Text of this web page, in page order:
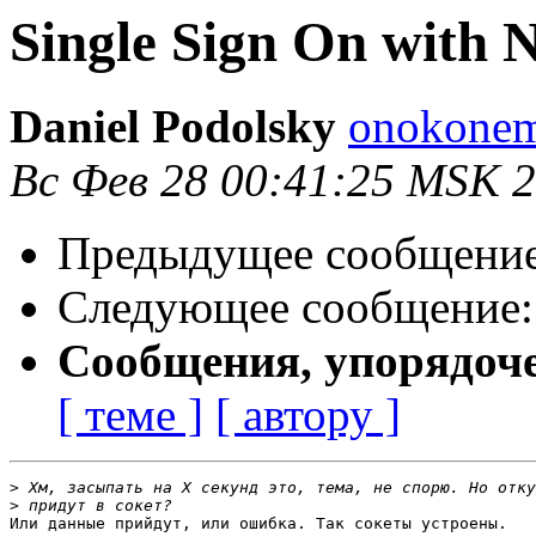
Single Sign On with
Daniel Podolsky
Вс Фев 28 00:41:25 MSK
Предыдущее
Следующее
Сообщения,
[ теме ] [ автору ]
>
>
Или данные прийдут, или ошибка. Так сокеты устроены.